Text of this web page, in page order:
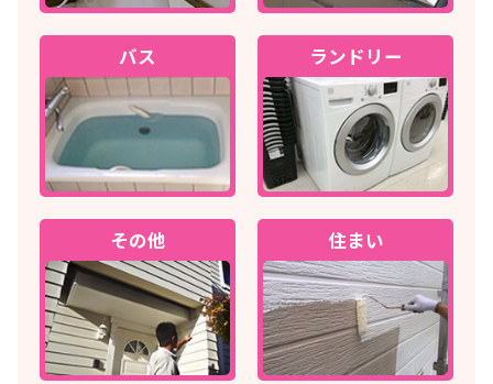
バス ランドリー
その他 住まい